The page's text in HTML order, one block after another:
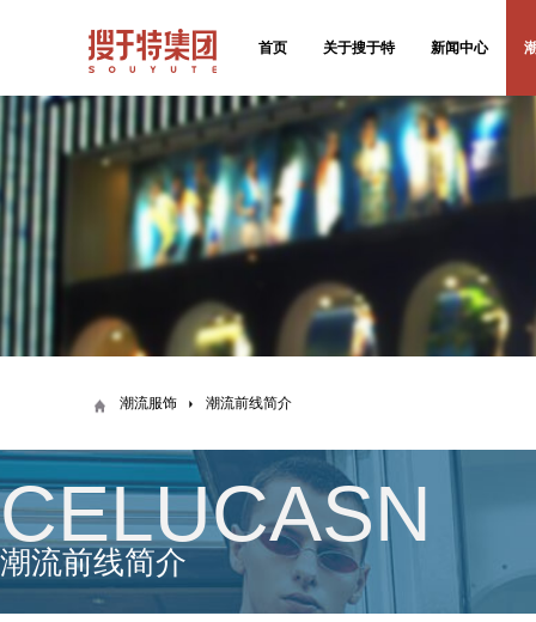
首页 关于搜于特 新闻中心
潮流服饰 潮流前线简介
CELUCASN
潮流前线简介